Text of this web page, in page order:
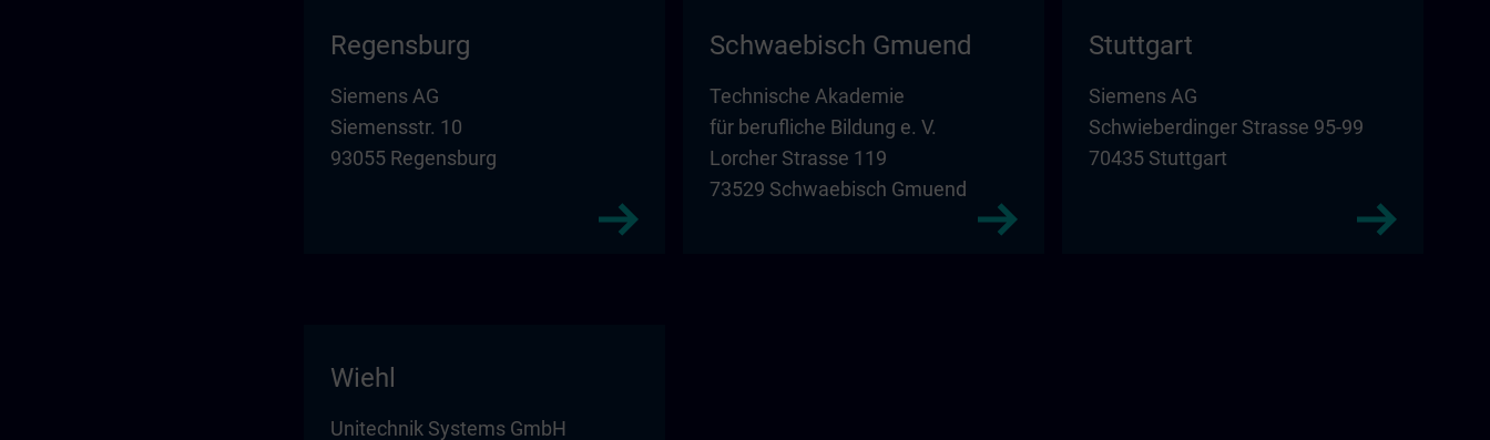
Regensburg
Siemens AG
Siemensstr. 10
93055 Regensburg
Schwaebisch Gmuend
Technische Akademie
für berufliche Bildung e. V.
Lorcher Strasse 119
73529 Schwaebisch Gmuend
Stuttgart
Siemens AG
Schwieberdinger Strasse 95-99
70435 Stuttgart
Wiehl
Unitechnik Systems GmbH